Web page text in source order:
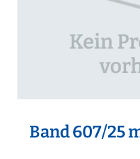
Band 607/25